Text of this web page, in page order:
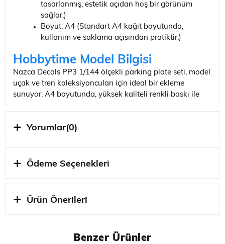
tasarlanmış, estetik açıdan hoş bir görünüm
sağlar.)
Boyut: A4 (Standart A4 kağıt boyutunda,
kullanım ve saklama açısından pratiktir.)
Hobbytime Model Bilgisi
Nazca Decals PP3 1/144 ölçekli parking plate seti, model
uçak ve tren koleksiyoncuları için ideal bir ekleme
sunuyor. A4 boyutunda, yüksek kaliteli renkli baskı ile
1/144 ölçekli modellerle uyumlu olup, dekoratif amaçlı
Tasarımı, her ayrıntıyı düşünerek hazırlanmış olup, şık ve
Ölçek 1/144 ÖLÇEK
Yorumlar(0)
Ödeme Seçenekleri
Ürün Önerileri
Benzer Ürünler